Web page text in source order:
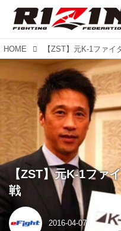
HOME
【ZST】元K-1ファ
戦
2016-04-07